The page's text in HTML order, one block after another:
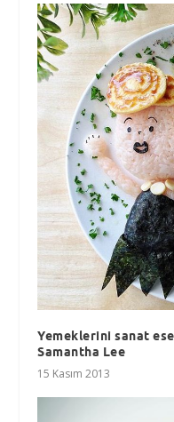
Yemeklerini sanat
Samantha Lee
15 Kasım 2013